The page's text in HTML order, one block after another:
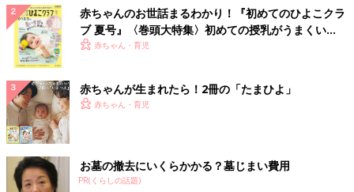
赤ちゃんのお世話まるわかり！『初めてのひよこクラ
ブ 夏号』〈巻頭大特集〉初めての授乳がうまくい
く！ おっぱい・ミルクの基本と夏のトラブル 解決テ
赤ちゃん・育児
赤ちゃんが生まれたら！2冊の「たまひよ」
赤ちゃん・育児
お墓の撤去にいくらかかる？墓じまい費用
PR(くらしの話題)